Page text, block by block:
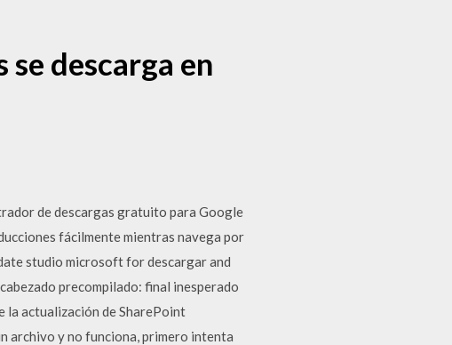
descarga en
de descargas gratuito para Google
fácilmente mientras navega por
studio microsoft for descargar and
precompilado: final inesperado
la actualización de SharePoint
archivo y no funciona, primero intenta